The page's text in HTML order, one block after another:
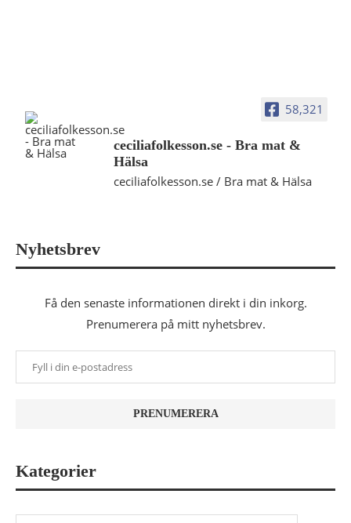
58,321
ceciliafolkesson.se - Bra mat &
Hälsa
ceciliafolkesson.se / Bra mat & Hälsa
Nyhetsbrev
Få den senaste informationen direkt i din inkorg.
Prenumerera på mitt nyhetsbrev.
Kategorier